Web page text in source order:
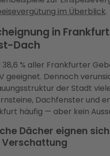
im Überblick.
in
Dach
38,6 % aller Frankfurter
geeignet. Dennoch
der Stadt
Dachfenster und
häufig — aber kein
Dächer eignen
Verschattung